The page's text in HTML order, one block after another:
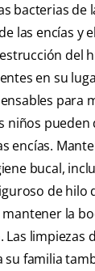
bacterias de
las encías y
del
en su
para
niños
encías.
bucal,
de hilo
la
Las limpiezas
su familia